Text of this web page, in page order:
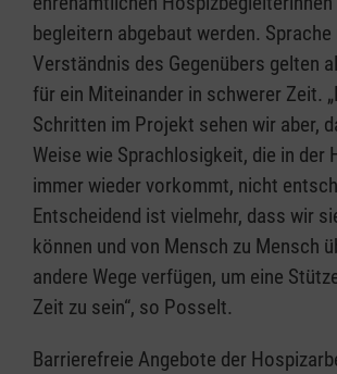
begleitern abgebaut werden. Sprache
Verständnis des Gegenübers gelten
für ein Miteinander in schwerer Zeit.
Schritten im Projekt sehen wir aber,
Weise wie Sprachlosigkeit, die in der
immer wieder vorkommt, nicht
Entscheidend ist vielmehr, dass wir
können und von Mensch zu Mensch
andere Wege verfügen, um eine
Zeit zu sein“, so Posselt.
Barrierefreie Angebote der